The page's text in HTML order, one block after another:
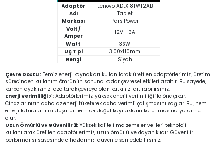
Adaptör
Adı
Lenovo ADLX18TWT2AB
Tablet
Markası
Pars Power
Volt /
Amper
12V - 3A
Watt
36W
Uç Tipi
3.00x1.10mm
Rengi
Siyah
Çevre Dostu : Temiz enerji kaynakları kullanılarak üretilen adaptörlerimiz, üretim
sürecinden kullanım ömrünün sonuna kadar çevresel etkileri azaltır. Bu sayede,
karbon ayak izinizi azaltarak çevreye olan katkınızı artırabilirsiniz.
Enerji Verimliliği ⚡: Adaptörlerimiz, yüksek enerji verimliliği ile öne çıkar.
Cihazlarınızın daha az enerji tüketerek daha verimli çalışmasını sağlar. Bu, hem
enerji faturalarınızı düşürür hem de doğal kaynakların korunmasına yardımcı
olur.
Uzun Ömürlü ve Güvenilir ⏳: Yüksek kaliteli malzemeler ve ileri teknoloji
kullanılarak üretilen adaptörlerimiz, uzun ömürlü ve dayanıklıdır. Güvenilir
performansı sayesinde cihazlarınızı güvenle şarj edebilirsiniz.